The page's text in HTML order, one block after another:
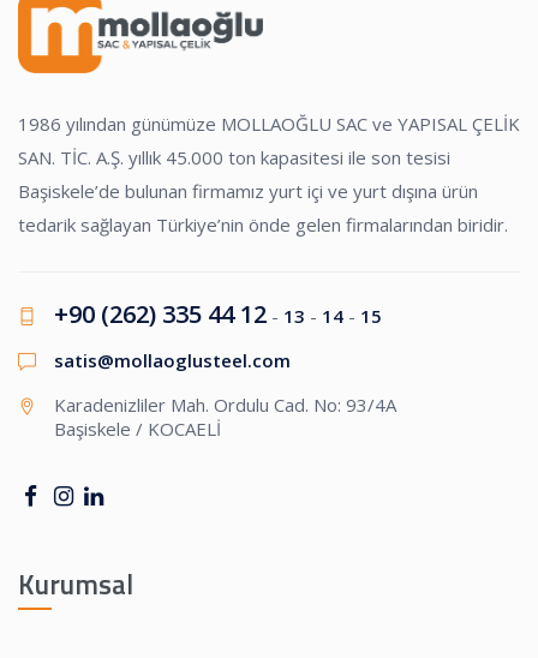
1986 yılından günümüze MOLLAOĞLU SAC ve YAPISAL ÇELİK
SAN. TİC. A.Ş. yıllık 45.000 ton kapasitesi ile son tesisi
Başiskele’de bulunan firmamız yurt içi ve yurt dışına ürün
tedarik sağlayan Türkiye’nin önde gelen firmalarından biridir.
+90 (262) 335 44 12 - 13 - 14 - 15
satis@mollaoglusteel.com
Karadenizliler Mah. Ordulu Cad. No: 93/4A
Başiskele / KOCAELİ
Kurumsal